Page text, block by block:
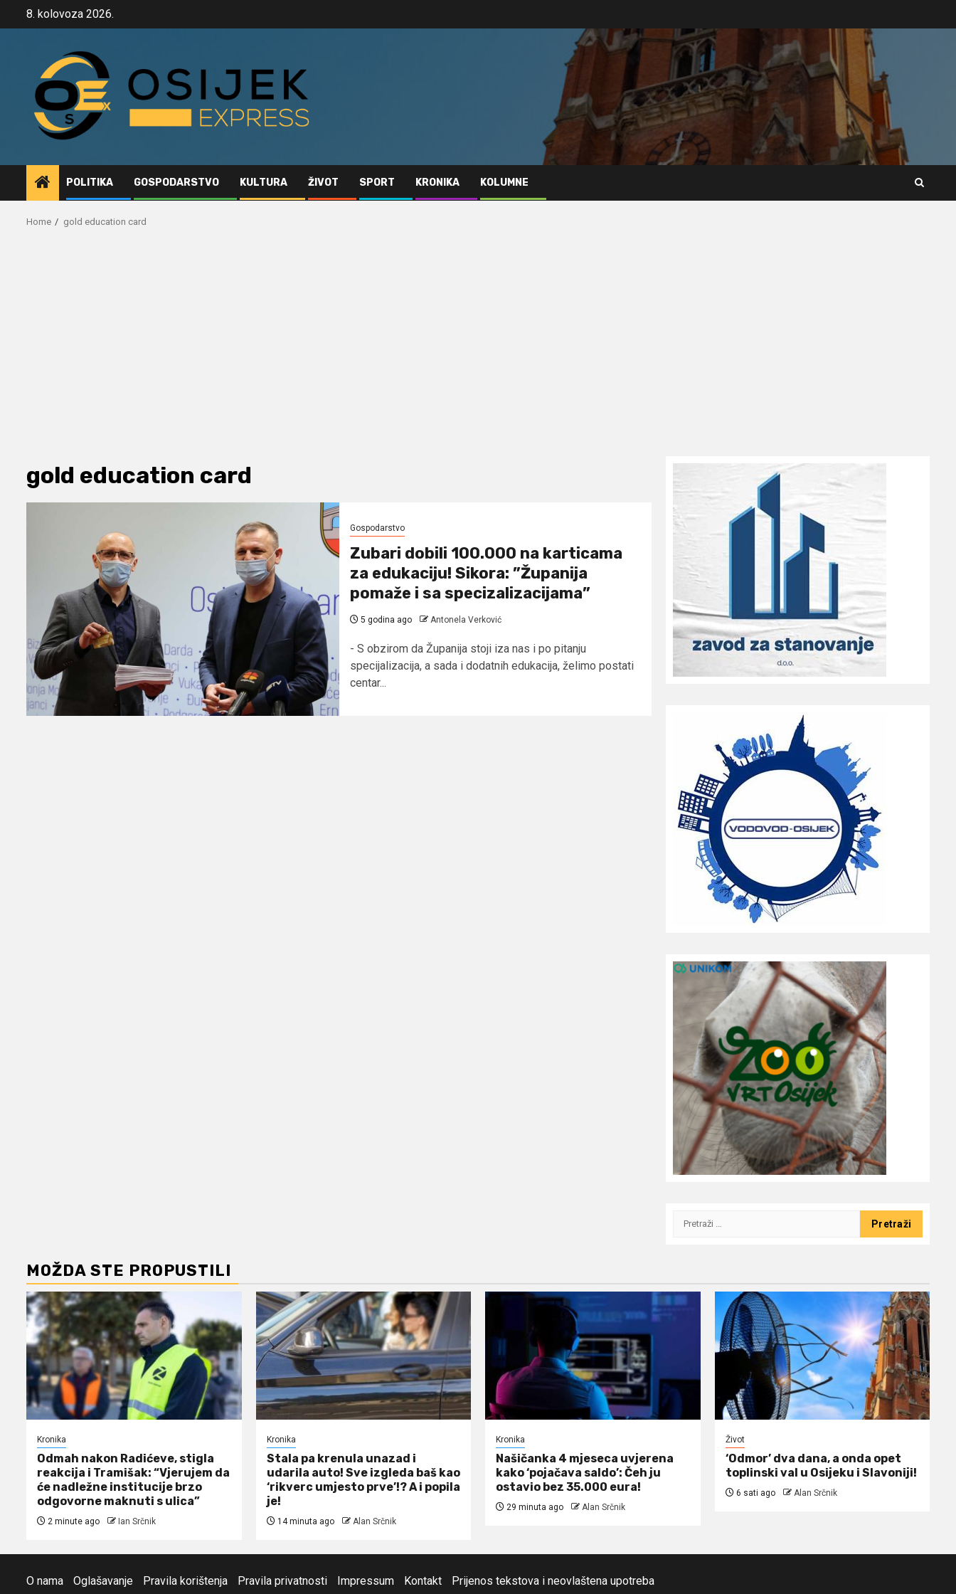
8. kolovoza 2026.
POLITIKA GOSPODARSTVO KULTURA ŽIVOT SPORT KRONIKA KOLUMNE
Home gold education card
gold education card
Gospodarstvo
Zubari dobili 100.000 na karticama
za edukaciju! Sikora: ”Županija
pomaže i sa specizalizacijama”
5 godina ago Antonela Verković
- S obzirom da Županija stoji iza nas i po pitanju
specijalizacija, a sada i dodatnih edukacija, želimo postati
centar...
Pretraži:
MOŽDA STE PROPUSTILI
Kronika
Odmah nakon Radićeve, stigla
reakcija i Tramišak: “Vjerujem da
će nadležne institucije brzo
odgovorne maknuti s ulica”
2 minute ago Ian Srčnik
Kronika
Stala pa krenula unazad i
udarila auto! Sve izgleda baš kao
‘rikverc umjesto prve’!? A i popila
je!
14 minuta ago Alan Srčnik
Kronika
Našičanka 4 mjeseca uvjerena
kako ‘pojačava saldo’: Čeh ju
ostavio bez 35.000 eura!
29 minuta ago Alan Srčnik
Život
‘Odmor’ dva dana, a onda opet
toplinski val u Osijeku i Slavoniji!
6 sati ago Alan Srčnik
O nama Oglašavanje Pravila korištenja Pravila privatnosti Impressum Kontakt Prijenos tekstova i neovlaštena upotreba